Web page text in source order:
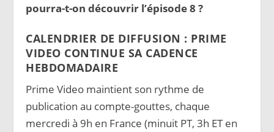
pourra-t-on découvrir l’épisode 8 ?
CALENDRIER DE DIFFUSION : PRIME
VIDEO CONTINUE SA CADENCE
HEBDOMADAIRE
Prime Video maintient son rythme de
publication au compte-gouttes, chaque
mercredi à 9h en France (minuit PT, 3h ET en